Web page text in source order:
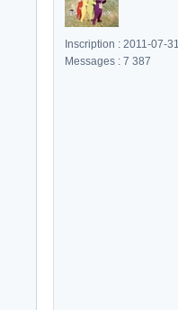
Inscription : 2011-07-31
Messages : 7 387